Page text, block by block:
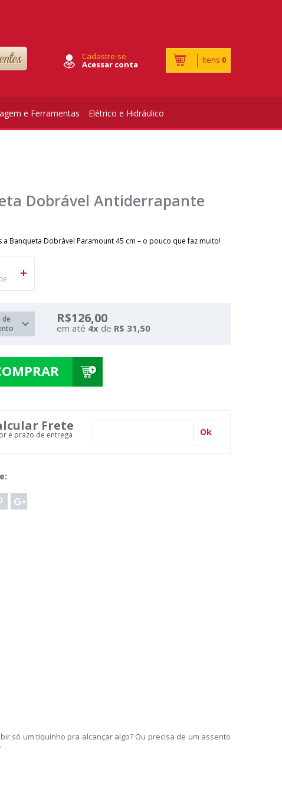
Cadastre-se
Acessar conta Itens 0
e Ferramentas Elétrico e Hidráulico
Dobrável Antiderrapante
a Banqueta Dobrável Paramount 45 cm – o pouco que faz muito!
de
R$126,00
em até 4x de R$ 31,50
Frete
e prazo de entrega Ok
só um tiquinho pra alcançar algo? Ou precisa de um assento